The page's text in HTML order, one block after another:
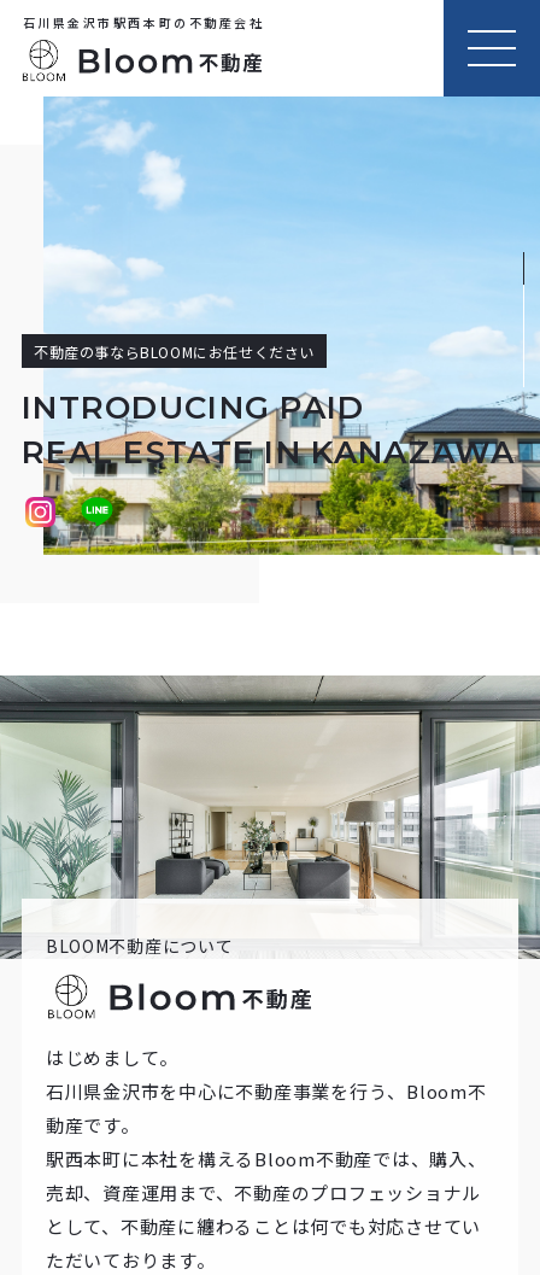
石川県金沢市駅西本町の不動産会社
MEN
U
不動産の事ならBLOOMにお任せください
INTRODUCING PAID
REAL ESTATE IN KANAZAWA
BLOOM不動産について
はじめまして。
石川県金沢市を中心に不動産事業を行う、Bloom不
動産です。
駅西本町に本社を構えるBloom不動産では、購入、
売却、資産運用まで、不動産のプロフェッショナル
として、不動産に纏わることは何でも対応させてい
ただいております。